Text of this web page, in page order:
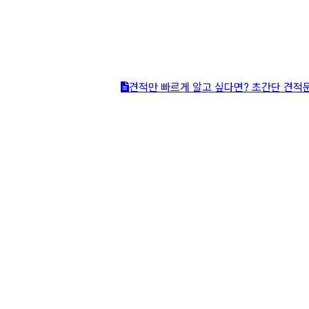
견적만 빠르게 알고 싶다면? 초간단 견적